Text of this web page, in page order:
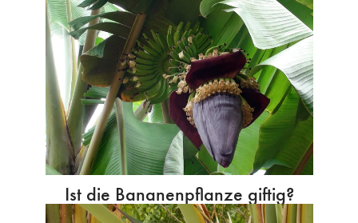
Ist die Bananenpflanze giftig?